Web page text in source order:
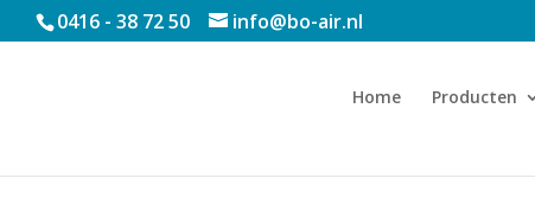
0416 - 38 72 50 info@bo-air.nl
Home Producten